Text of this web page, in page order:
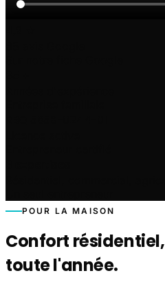
POUR LA MAISON
Confort résidentiel,
toute l'année.